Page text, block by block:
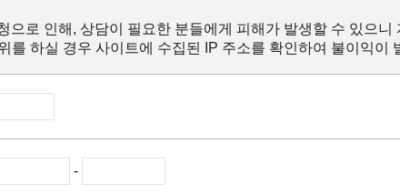
으로 인해, 상담이 필요한 분들에게 피해가 발생할 수 있으니
를 하실 경우 사이트에 수집된 IP 주소를 확인하여 불이익이
-